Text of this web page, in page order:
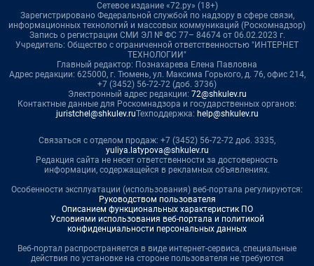
Сетевое издание «72.ру» (18+)
Зарегистрировано Федеральной службой по надзору в сфере связи,
информационных технологий и массовых коммуникаций (Роскомнадзор)
Запись о регистрации СМИ ЭЛ № ФС 77– 84674 от 06.02.2023 г.
Учредитель: Общество с ограниченной ответственностью "ИНТЕРНЕТ
ТЕХНОЛОГИИ"
Главный редактор: Познахарева Елена Павловна
Адрес редакции: 625000, г. Тюмень, ул. Максима Горького, д. 76, офис 214,
+7 (3452) 56-72-72 (доб. 3736)
Электронный адрес редакции: 72@shkulev.ru
Контактные данные для Роскомнадзора и государственных органов:
juristchel@shkulev.ruТехподдержка: help@shkulev.ru
Связаться с отделом продаж: +7 (3452) 56-72-72 доб. 3335,
yuliya.latypova@shkulev.ru
Редакция сайта не несет ответственности за достоверность
информации, содержащейся в рекламных объявлениях.
Особенности эксплуатации (использования) веб-портала регулируются:
Руководством пользователя
Описанием функциональных характеристик ПО
Условиями использования веб-портала и политикой
конфиденциальности персональных данных
Веб-портал распространяется в виде интернет-сервиса, специальные
действия по установке на стороне пользователя не требуются